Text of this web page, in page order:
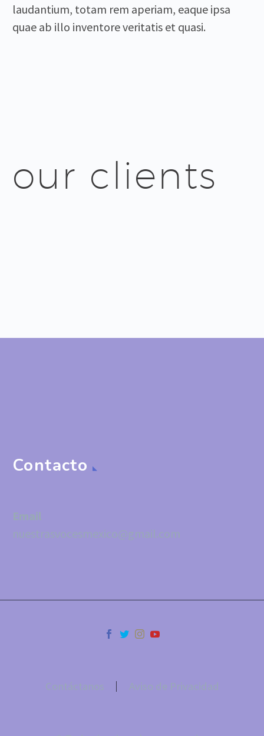
laudantium, totam rem aperiam, eaque ipsa
quae ab illo inventore veritatis et quasi.
our clients
Contacto
Email
nuestrasvocesmexico@gmail.com
Contáctanos Aviso de Privacidad